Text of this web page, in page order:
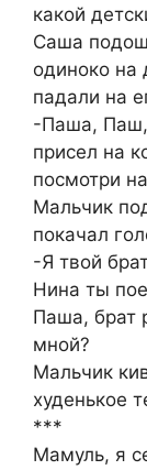
какой
Саша
одиноко на
падали на
-Паша,
присел на
посмотри
Мальчик
покачал
-Я твой
Нина ты
Паша, брат
мной?
Мальчик
худенькое
***
Мамуль, я